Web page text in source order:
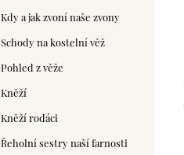
Kdy a jak zvoní naše zvony
Schody na kostelní věž
Pohled z věže
Kněží
Kněží rodáci
Řeholní sestry naší farnosti